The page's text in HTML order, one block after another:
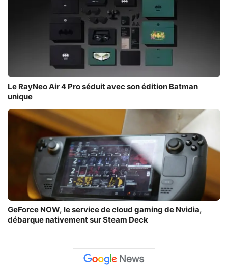
Le RayNeo Air 4 Pro séduit avec son édition Batman
unique
GeForce NOW, le service de cloud gaming de Nvidia,
débarque nativement sur Steam Deck